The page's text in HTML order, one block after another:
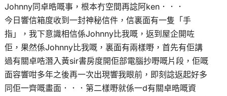
Johnny同卓晧嘅事，根本冇空間再諗阿ken．．．
今日響信箱度收到一封神秘信件，信裏面有一隻「手
指」，我下意識相信係Johnny比我嘅，返到屋企開咗
佢，果然係Johnny比我嘅，裏面有兩樣嘢，首先有佢講
過有關卓哠潛入黃sir書房度開佢部電腦抄嘢嘅片段，佢嘅
面容響咁多年之後再一次出現響我眼前，即刻諗返起好多
同佢一齊嘅畫面．．．第二樣嘢就係一d有關卓晧嘅資